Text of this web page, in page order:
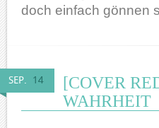
doch einfach gönnen
SEP. 14
[COVER
WAHRHEIT